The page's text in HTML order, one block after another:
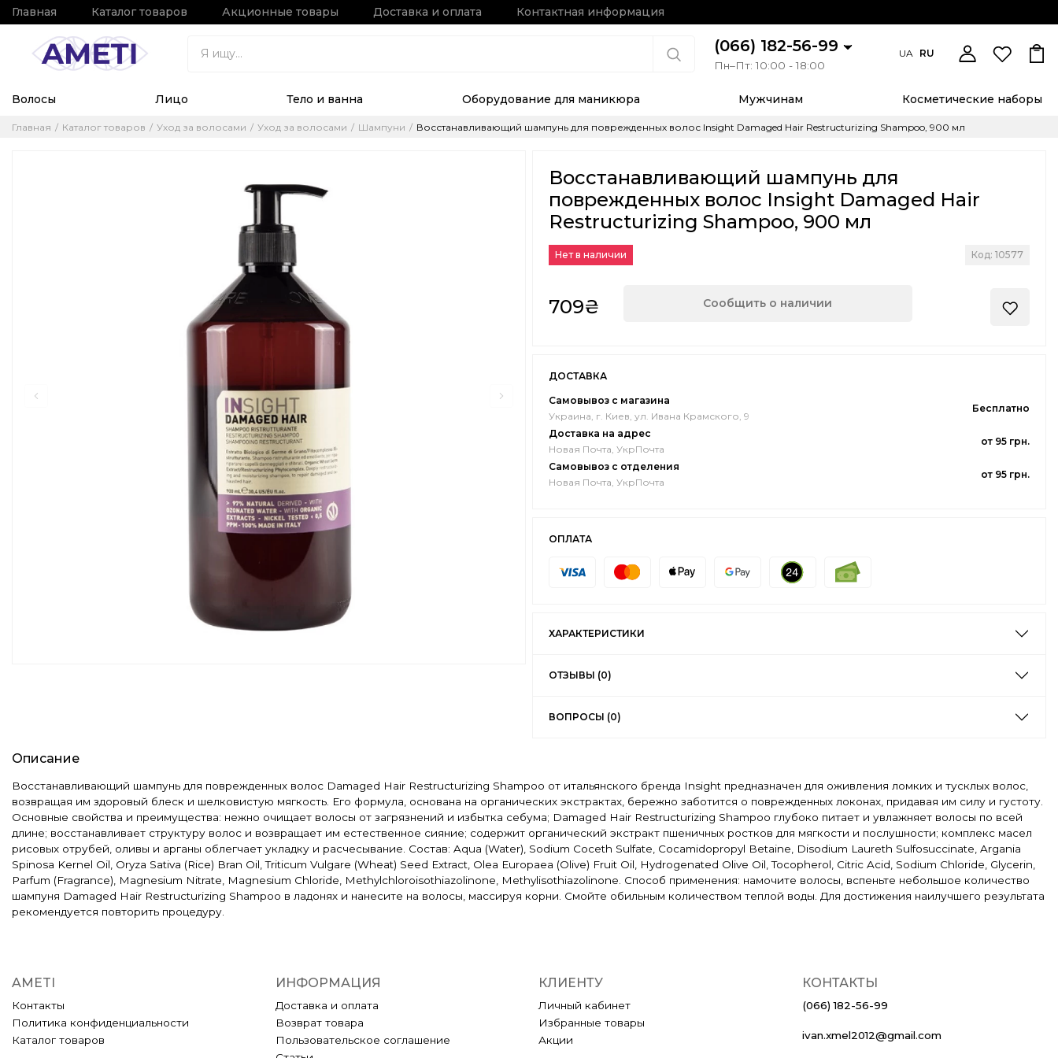
Главная Каталог товаров Акционные товары Доставка и оплата Контактная информация
(066) 182-56-99
Пн–Пт: 10:00 - 18:00
UA RU
Волосы Лицо Тело и ванна Оборудование для маникюра Мужчинам Косметические наборы
Главная Каталог товаров Уход за волосами Уход за волосами Шампуни Восстанавливающий шампунь для поврежденных волос Insight Damaged Hair Restructurizing Shampoo, 900 мл
Восстанавливающий шампунь для
поврежденных волос Insight Damaged Hair
Restructurizing Shampoo, 900 мл
Нет в наличии Код: 10577
709₴ Сообщить о наличии
ДОСТАВКА
Самовывоз с магазина
Украина, г. Киев, ул. Ивана Крамского, 9
Бесплатно
Доставка на адрес
Новая Почта, УкрПочта
от 95 грн.
Самовывоз с отделения
Новая Почта, УкрПочта
от 95 грн.
ОПЛАТА
ХАРАКТЕРИСТИКИ
ОТЗЫВЫ (0)
ВОПРОСЫ (0)
Описание
Восстанавливающий шампунь для поврежденных волос Damaged Hair Restructurizing Shampoo от итальянского бренда Insight предназначен для оживления ломких и тусклых волос,
возвращая им здоровый блеск и шелковистую мягкость. Его формула, основана на органических экстрактах, бережно заботится о поврежденных локонах, придавая им силу и густоту.
Основные свойства и преимущества: нежно очищает волосы от загрязнений и избытка себума; Damaged Hair Restructurizing Shampoo глубоко питает и увлажняет волосы по всей
длине; восстанавливает структуру волос и возвращает им естественное сияние; содержит органический экстракт пшеничных ростков для мягкости и послушности; комплекс масел
рисовых отрубей, оливы и арганы облегчает укладку и расчесывание. Состав: Aqua (Water), Sodium Coceth Sulfate, Cocamidopropyl Betaine, Disodium Laureth Sulfosuccinate, Argania
Spinosa Kernel Oil, Oryza Sativa (Rice) Bran Oil, Triticum Vulgare (Wheat) Seed Extract, Olea Europaea (Olive) Fruit Oil, Hydrogenated Olive Oil, Tocopherol, Citric Acid, Sodium Chloride, Glycerin,
Parfum (Fragrance), Magnesium Nitrate, Magnesium Chloride, Methylchloroisothiazolinone, Methylisothiazolinone. Способ применения: намочите волосы, вспеньте небольшое количество
шампуня Damaged Hair Restructurizing Shampoo в ладонях и нанесите на волосы, массируя корни. Смойте обильным количеством теплой воды. Для достижения наилучшего результата
рекомендуется повторить процедуру.
AMETI
Контакты
Политика конфиденциальности
Каталог товаров
ИНФОРМАЦИЯ
Доставка и оплата
Возврат товара
Пользовательское соглашение
КЛИЕНТУ
Личный кабинет
Избранные товары
Акции
КОНТАКТЫ
(066) 182-56-99
ivan.xmel2012@gmail.com